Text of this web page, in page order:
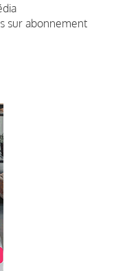
sur abonnement